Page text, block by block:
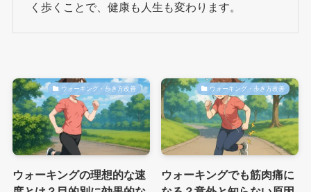
く歩くことで、健康も人生も変わります。
ウォーキング・歩き方改善
ウォーキングの理想的な速
ウォーキング・歩き方改善
ウォーキングでも筋肉痛に